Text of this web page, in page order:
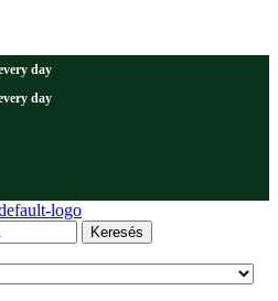
day
day
Keresés